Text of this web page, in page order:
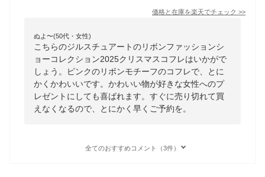
価格と在庫を楽天でチェック >>
ぬよ〜(50代・女性)
こちらのジルスチュアートのリボンファッションシ
ョーコレクション2025クリスマスコフレはいかがで
しょう。ピンクのリボンモチーフのコフレで、とに
かくかわいいです。かわいい物が好きな女性へのプ
レゼントにしても喜ばれます。すぐに売り切れて買
えなくなるので、とにかく早くご予約を。
全てのおすすめコメント（3件）